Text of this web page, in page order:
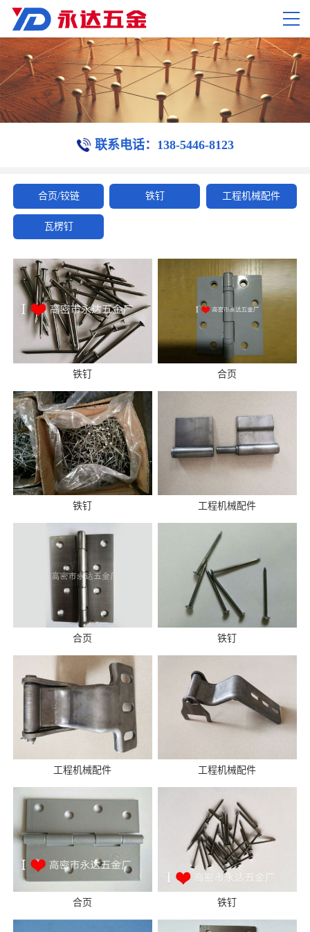
联系电话：138-5446-8123
合页/铰链 铁钉 工程机械配件
瓦楞钉
铁钉 合页
铁钉 工程机械配件
合页 铁钉
工程机械配件 工程机械配件
合页 铁钉